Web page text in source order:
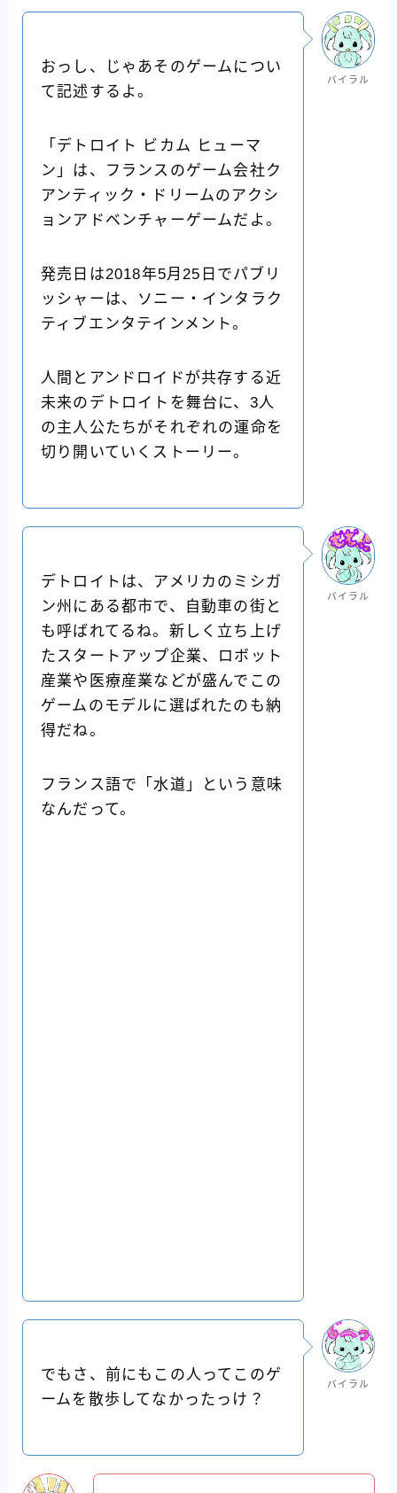
おっし、じゃあそのゲームについ
て記述するよ。
「デトロイト ビカム ヒューマ
ン」は、フランスのゲーム会社ク
アンティック・ドリームのアクシ
ョンアドベンチャーゲームだよ。
発売日は2018年5月25日でパブリ
ッシャーは、ソニー・インタラク
ティブエンタテインメント。
人間とアンドロイドが共存する近
未来のデトロイトを舞台に、3人
の主人公たちがそれぞれの運命を
切り開いていくストーリー。
バイラル
デトロイトは、アメリカのミシガ
ン州にある都市で、自動車の街と
も呼ばれてるね。新しく立ち上げ
たスタートアップ企業、ロボット
産業や医療産業などが盛んでこの
ゲームのモデルに選ばれたのも納
得だね。
フランス語で「水道」という意味
なんだって。
バイラル
でもさ、前にもこの人ってこのゲ
ームを散歩してなかったっけ？
バイラル